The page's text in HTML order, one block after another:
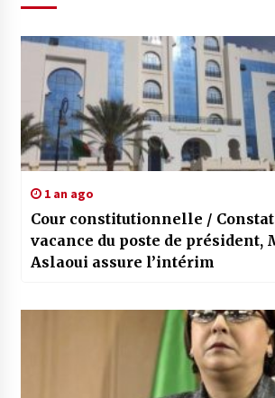
1 an ago
Cour constitutionnelle /
vacance du poste de président,
Aslaoui assure l’intérim